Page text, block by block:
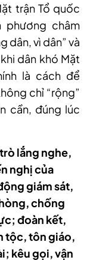
trận Tổ quốc
phương châm
dân, vì dân” và
dân khó Mặt
là cách để
chỉ “rộng”
cần, đúng lúc
lắng nghe,
nghị của
giám sát,
chống
đoàn kết,
tộc, tôn giáo,
kêu gọi, vận